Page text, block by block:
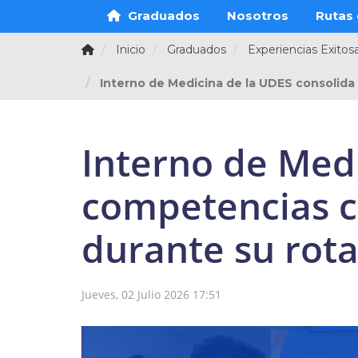
Graduados Nosotros Rutas
Inicio Graduados Experiencias
Interno de Medicina de la UDES
Interno de
competencias
durante su
Jueves, 02 Julio 2026 17:51